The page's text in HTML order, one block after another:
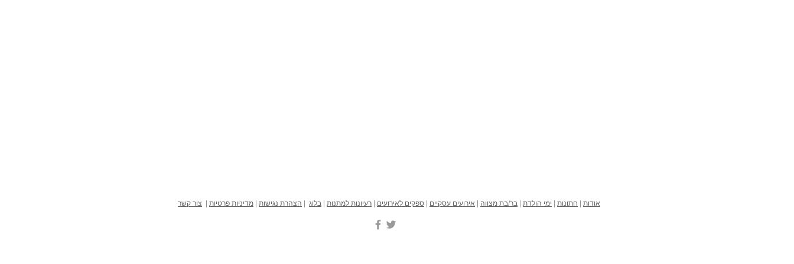
אודות | חתונות | ימי הולדת | בר/בת מצווה | אירועים עסקיים | ספקים לאירועים | רעיונות למתנות | בלוג | הצהרת נגישות | מדיניות פרטיות | צור קשר